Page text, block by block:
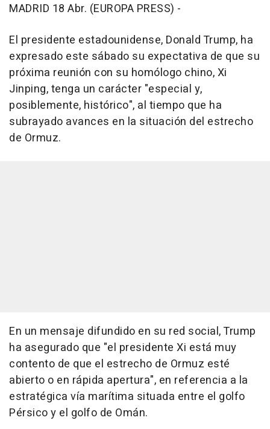
MADRID 18 Abr. (EUROPA PRESS) -
El presidente estadounidense, Donald Trump, ha
expresado este sábado su expectativa de que su
próxima reunión con su homólogo chino, Xi
Jinping, tenga un carácter "especial y,
posiblemente, histórico", al tiempo que ha
subrayado avances en la situación del estrecho
de Ormuz.
En un mensaje difundido en su red social, Trump
ha asegurado que "el presidente Xi está muy
contento de que el estrecho de Ormuz esté
abierto o en rápida apertura", en referencia a la
estratégica vía marítima situada entre el golfo
Pérsico y el golfo de Omán.